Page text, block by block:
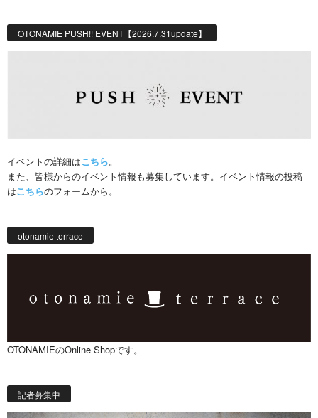
OTONAMIE PUSH!! EVENT【2026.7.31update】
イベントの詳細はこちら。
また、皆様からのイベント情報も募集しています。イベント情報の投稿
はこちらのフォームから。
otonamie terrace
OTONAMIEのOnline Shopです。
記者募集中